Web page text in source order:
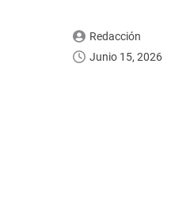
Redacción
Junio 15, 2026